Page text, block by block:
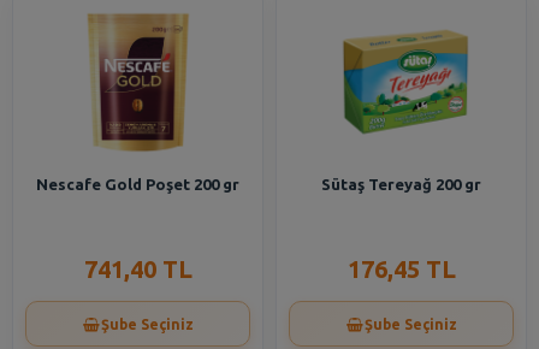
Nescafe Gold Poşet 200 gr
741,40 TL
Şube Seçiniz
Sütaş Tereyağ 200 gr
176,45 TL
Şube Seçiniz